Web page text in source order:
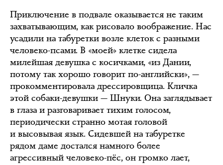
Приключение в подвале оказывается не таким
захватывающим, как рисовало воображение. Нас
усадили на табуретки возле клеток с разными
человеко-псами. В «моей» клетке сидела
милейшая девушка с косичками, «из Дании,
потому так хорошо говорит по-английски», —
прокомментировала дрессировщица. Кличка
этой собаки-девушки — Шнуки. Она заглядывает
в глаза и разговаривает тихим голосом,
периодически странно мотая головой
и высовывая язык. Сидевшей на табуретке
рядом даме достался намного более
агрессивный человеко-пёс, он громко лает,